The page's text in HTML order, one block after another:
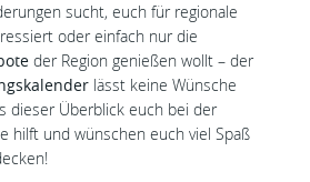
sucht, euch für regionale
oder einfach nur die
der Region genießen wollt – der
lässt keine Wünsche
dieser Überblick euch bei der
hilft und wünschen euch viel Spaß